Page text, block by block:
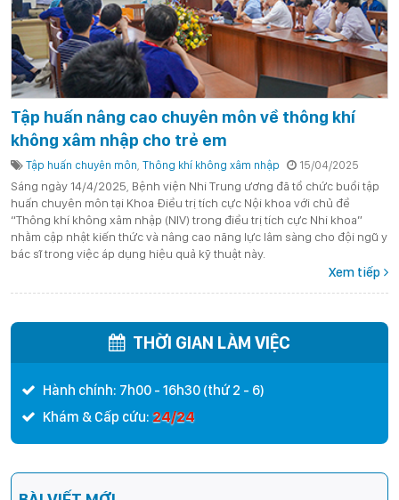
Tập huấn nâng cao chuyên môn về thông khí
không xâm nhập cho trẻ em
Tập huấn chuyên môn Thông khí không xâm nhập 15/04/2025
Sáng ngày 14/4/2025, Bệnh viện Nhi Trung ương đã tổ chức buổi tập
huấn chuyên môn tại Khoa Điều trị tích cực Nội khoa với chủ đề
“Thông khí không xâm nhập (NIV) trong điều trị tích cực Nhi khoa”
nhằm cập nhật kiến thức và nâng cao năng lực lâm sàng cho đội ngũ y
bác sĩ trong việc áp dụng hiệu quả kỹ thuật này.
Xem tiếp
THỜI GIAN LÀM VIỆC
Hành chính: 7h00 - 16h30 (thứ 2 - 6)
Khám & Cấp cứu: 24/24